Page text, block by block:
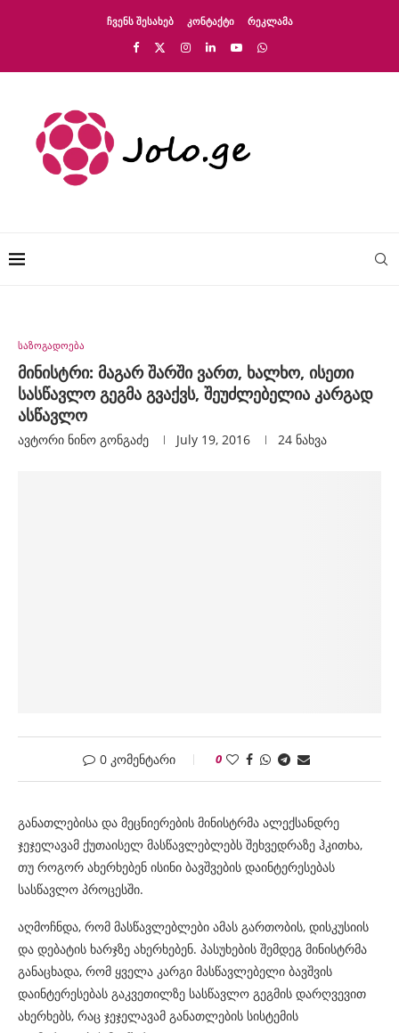
ᲩᲕᲔᲜᲡ ᲨᲔᲡᲐᲮᲔᲑ ᲙᲝᲜᲢᲐᲥᲢᲘ ᲠᲔᲙᲚᲐᲛᲐ
საზოგადოება
მინისტრი: მაგარ შარში ვართ, ხალხო, ისეთი
სასწავლო გეგმა გვაქვს, შეუძლებელია კარგად
ასწავლო
ავტორი Ნინო Გონგაძე July 19, 2016 24 ნახვა
0 კომენტარი 0
განათლებისა და მეცნიერების მინისტრმა ალექსანდრე
ჯეჯელავამ ქუთაისელ მასწავლებლებს შეხვედრაზე ჰკითხა,
თუ როგორ ახერხებენ ისინი ბავშვების დაინტერესებას
სასწავლო პროცესში.
აღმოჩნდა, რომ მასწავლებლები ამას გართობის, დისკუსიის
და დებატის ხარჯზე ახერხებენ. პასუხების შემდეგ მინისტრმა
განაცხადა, რომ ყველა კარგი მასწავლებელი ბავშვის
დაინტერესებას გაკვეთილზე სასწავლო გეგმის დარღვევით
ახერხებს, რაც ჯეჯელავამ განათლების სისტემის